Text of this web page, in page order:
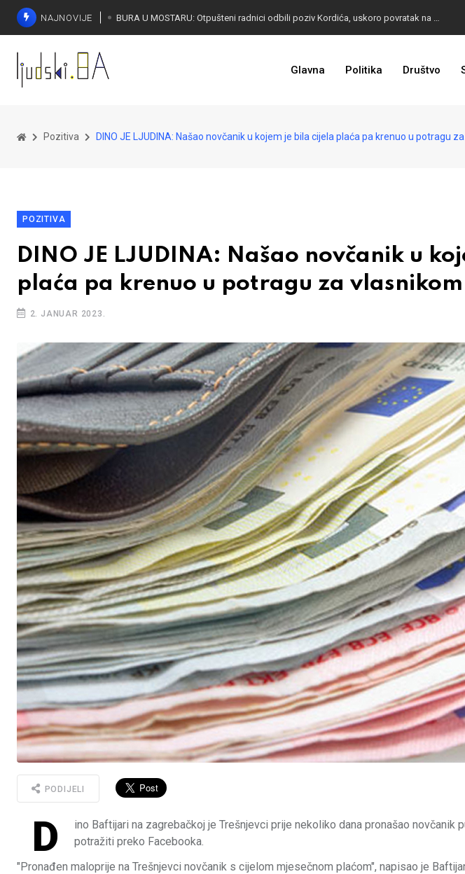
NAJNOVIJE
Glavna Politika Društvo
Pozitiva DINO JE LJUDINA: Našao novčanik u kojem je bila cijela plaća pa krenuo u potragu
POZITIVA
DINO JE LJUDINA: Našao novčanik u
plaća pa krenuo u potragu za vlasnikom
2. JANUAR 2023.
PODIJELI
D
ino Baftijari na zagrebačkoj je Trešnjevci prije nekoliko dana pronašao novčanik
potražiti preko Facebooka.
"Pronađen maloprije na Trešnjevci novčanik s cijelom mjesečnom plaćom", napisao je